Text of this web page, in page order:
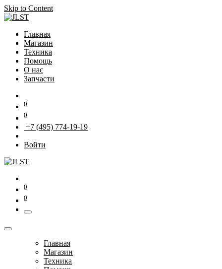
Skip to Content
Главная
Магазин
Техника
Помощь
О нас
Запчасти
0
0
+7 (495) 774-19-19
Войти
0
0
Главная
Магазин
Техника